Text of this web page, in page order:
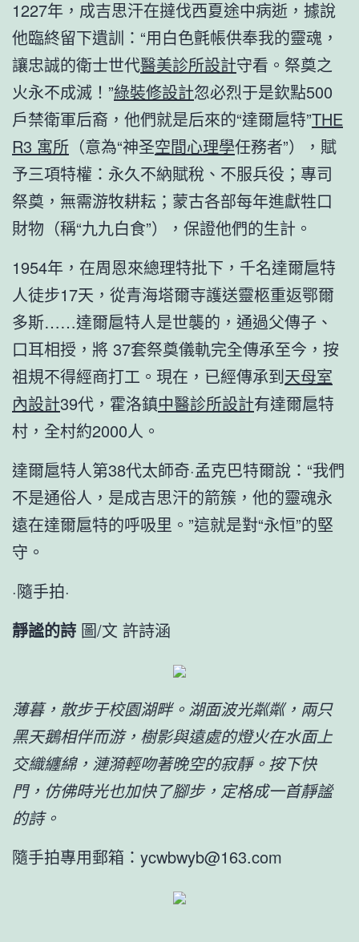
1227年，成吉思汗在撻伐西夏途中病逝，據說
他臨終留下遺訓：“用白色氈帳供奉我的靈魂，
讓忠誠的衛士世代醫美診所設計守看。祭奠之
火永不成滅！”綠裝修設計忽必烈于是欽點500
戶禁衛軍后裔，他們就是后來的“達爾扈特”THE
R3 寓所 （意為“神圣空間心理學任務者”），賦
予三項特權：永久不納賦稅、不服兵役；專司
祭奠，無需游牧耕耘；蒙古各部每年進獻牲口
財物（稱“九九白食”），保證他們的生計。
1954年，在周恩來總理特批下，千名達爾扈特
人徒步17天，從青海塔爾寺護送靈柩重返鄂爾
多斯……達爾扈特人是世襲的，通過父傳子、
口耳相授，將 37套祭奠儀軌完全傳承至今，按
祖規不得經商打工。現在，已經傳承到天母室
內設計39代，霍洛鎮中醫診所設計有達爾扈特
村，全村約2000人。
達爾扈特人第38代太師奇·孟克巴特爾說：“我們
不是通俗人，是成吉思汗的箭簇，他的靈魂永
遠在達爾扈特的呼吸里。”這就是對“永恒”的堅
守。
·隨手拍·
靜謐的詩 圖/文 許詩涵
薄暮，散步于校園湖畔。湖面波光粼粼，兩只
黑天鵝相伴而游，樹影與遠處的燈火在水面上
交織纏綿，漣漪輕吻著晚空的寂靜。按下快
門，仿佛時光也加快了腳步，定格成一首靜謐
的詩。
隨手拍專用郵箱：ycwbwyb@163.com